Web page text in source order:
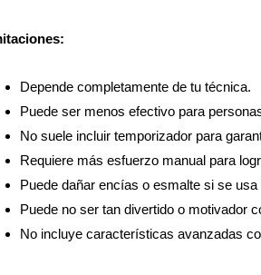
Depende completamente de tu técnica.
Puede ser menos efectivo para
No suele incluir temporizador para
Requiere más esfuerzo manual para
Puede dañar encías o esmalte si se
Puede no ser tan divertido o motivador
No incluye características avanzadas